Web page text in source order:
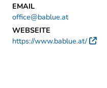
EMAIL
office@bablue.at
WEBSEITE
https://www.bablue.at/